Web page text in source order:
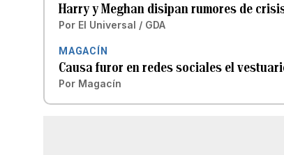
Harry y Meghan disipan rumores de
Por El Universal / GDA
MAGACÍN
Causa furor en redes sociales el
Por Magacín